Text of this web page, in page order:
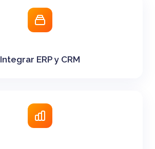
Integrar ERP y CRM